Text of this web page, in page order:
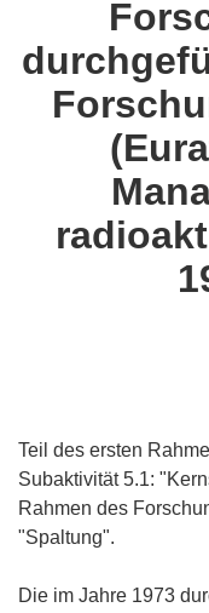
Teil des ersten
Subaktivität 5.1:
Rahmen des
"Spaltung".
Die im Jahre 1973